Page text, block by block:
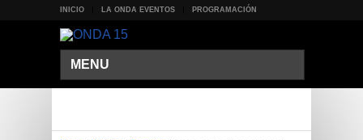
INICIO LA ONDA EVENTOS PROGRAMACIÓN
MENU